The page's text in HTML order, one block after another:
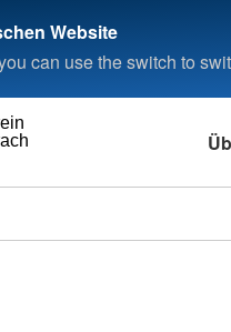
Website
can use the switch to